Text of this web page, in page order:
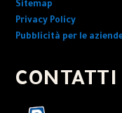
Sitemap
Privacy Policy
Pubblicità per le
CONTATTI